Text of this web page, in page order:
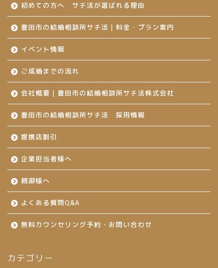
初めての方へ サチ活が選ばれる理由
豊田市の結婚相談所サチ活｜料金・プラン案内
イベント情報
ご成婚までの流れ
会社概要｜豊田市の結婚相談所サチ活株式会社
豊田市の結婚相談所サチ活 採用情報
提携店割引
企業担当者様へ
親御様へ
よくある質問Q&A
無料カウンセリング予約・お問い合わせ
カテゴリー